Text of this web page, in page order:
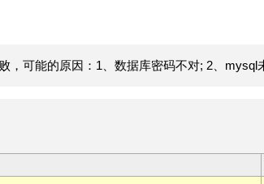
，可能的原因：1、数据库密码不对; 2、mysql